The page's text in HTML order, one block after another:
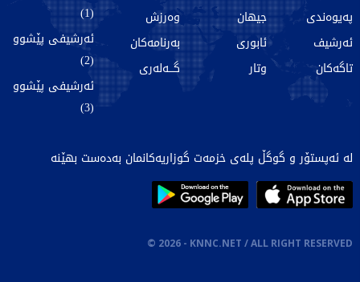
پەیوەندی
ئەرشیف
تاگەکان
جیهان
ئابوری
وتار
وەرزش
بەرنامەکان
گـــەلەری
(1)
ئەرشیفی پێشوو
(2)
ئەرشیفی پێشوو
(3)
لە ئەپستۆر و گوگڵ پلەی خزمەت گوزاریەکانمان بەدەست بهێنە
© 2026 - KNNC.NET / ALL RIGHT RESERVED